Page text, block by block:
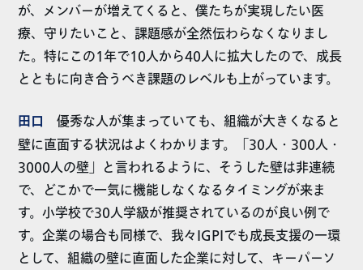
が、メンバーが増えてくると、僕たちが実現したい医
療、守りたいこと、課題感が全然伝わらなくなりまし
た。特にこの1年で10人から40人に拡大したので、成長
とともに向き合うべき課題のレベルも上がっています。
田口 優秀な人が集まっていても、組織が大きくなると
壁に直面する状況はよくわかります。「30人・300人・
3000人の壁」と言われるように、そうした壁は非連続
で、どこかで一気に機能しなくなるタイミングが来ま
す。小学校で30人学級が推奨されているのが良い例で
す。企業の場合も同様で、我々IGPIでも成長支援の一環
として、組織の壁に直面した企業に対して、キーパーソ